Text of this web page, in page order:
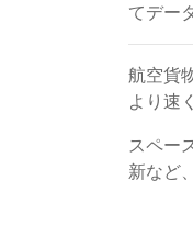
てデー
航空貨
より速
スペー
新など